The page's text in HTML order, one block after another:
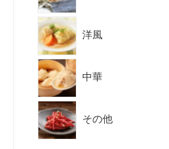
洋風
中華
その他